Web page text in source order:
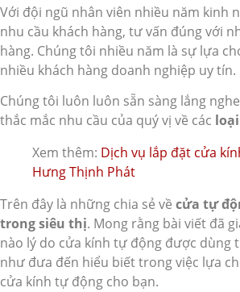
Với đội ngũ nhân viên nhiều năm kinh
nhu cầu khách hàng, tư vấn đúng với
hàng. Chúng tôi nhiều năm là sự lựa
nhiều khách hàng doanh nghiệp uy tín.
Chúng tôi luôn luôn sẵn sàng lắng
thắc mắc nhu cầu của quý vị về các
Xem thêm: Dịch vụ lắp đặt cửa
Hưng Thịnh Phát
Trên đây là những chia sẻ về cửa tự
trong siêu thị. Mong rằng bài viết đã
nào lý do cửa kính tự động được dùng
như đưa đến hiểu biết trong việc lựa
cửa kính tự động cho bạn.